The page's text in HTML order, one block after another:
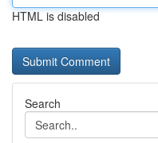
HTML is disabled
Search